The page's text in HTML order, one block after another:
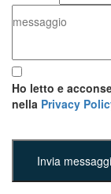
Ho letto e
nella Privacy
Invia